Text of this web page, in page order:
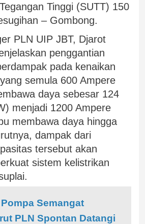
Tinggi (SUTT) 150
– Gombong.
PLN UIP JBT, Djarot
penggantian
pada kenaikan
semula 600 Ampere
daya sebesar 124
menjadi 1200 Ampere
membawa daya hingga
dampak dari
tersebut akan
sistem kelistrikan
Pompa Semangat
PLN Spontan Datangi